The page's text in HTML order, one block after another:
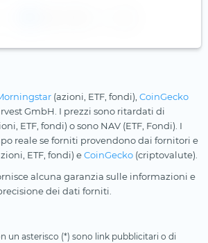
(azioni, ETF, fondi), CoinGecko
GmbH. I prezzi sono ritardati di
ETF, fondi) o sono NAV (ETF, Fondi). I
reale se forniti provendono dai fornitori e
ETF, fondi) eCoinGecko (criptovalute).
alcuna garanzia sulle informazioni e
dei dati forniti.
un asterisco (*) sono link pubblicitari o di